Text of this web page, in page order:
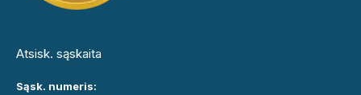
Atsisk. sąskaita
Sąsk. numeris: